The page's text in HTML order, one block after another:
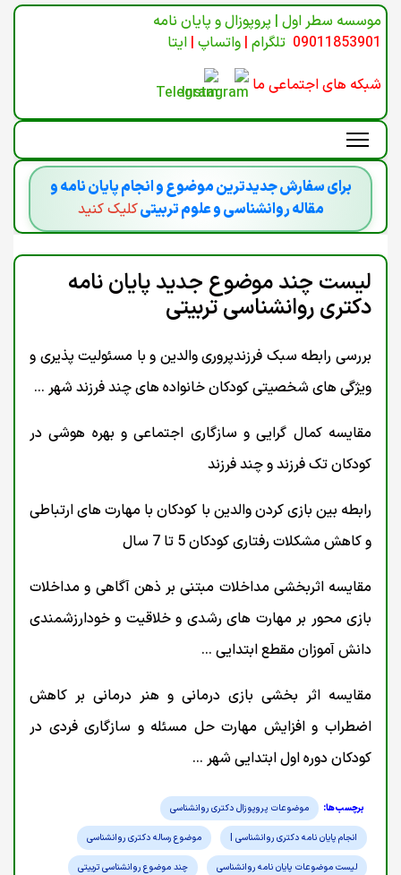
موسسه سطر اول | پروپوزال و پایان نامه
09011853901 تلگرام | واتساپ | ایتا
شبکه های اجتماعی ما
برای سفارش جدیدترین موضوع و انجام پایان نامه و
مقاله روانشناسی و علوم تربیتیکلیک کنید
لیست چند موضوع جدید پایان نامه
دکتری روانشناسی تربیتی
بررسی رابطه سبک فرزندپروری والدین و با مسئولیت پذیری و
ویژگی های شخصیتی کودکان خانواده های چند فرزند شهر ...
مقایسه کمال گرایی و سازگاری اجتماعی و بهره هوشی در
کودکان تک فرزند و چند فرزند
رابطه بین بازی کردن والدین با کودکان با مهارت های ارتباطی
و کاهش مشکلات رفتاری کودکان 5 تا 7 سال
مقایسه اثربخشی مداخلات مبتنی بر ذهن آگاهی و مداخلات
بازی محور بر مهارت های رشدی و خلاقیت و خودارزشمندی
دانش آموزان مقطع ابتدایی ...
مقایسه اثر بخشی بازی درمانی و هنر درمانی بر کاهش
اضطراب و افزایش مهارت حل مسئله و سازگاری فردی در
کودکان دوره اول ابتدایی شهر ...
موضوعات پروپوزال دکتری روانشناسی
انجام پایان نامه دکتری روانشناسی | موضوع رساله دکتری روانشناسی
لیست موضوعات پایان نامه روانشناسی چند موضوع روانشناسی تربیتی